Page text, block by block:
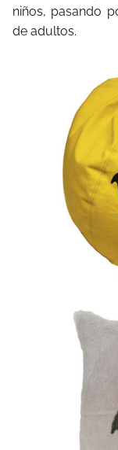
niños, pasando
de adultos.